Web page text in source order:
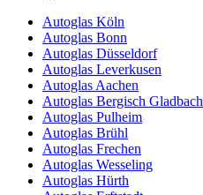
Autoglas Köln
Autoglas Bonn
Autoglas Düsseldorf
Autoglas Leverkusen
Autoglas Aachen
Autoglas Bergisch Gladbach
Autoglas Pulheim
Autoglas Brühl
Autoglas Frechen
Autoglas Wesseling
Autoglas Hürth